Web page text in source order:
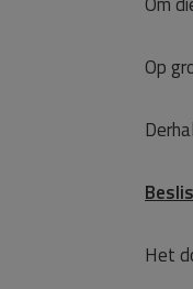
Op
Het